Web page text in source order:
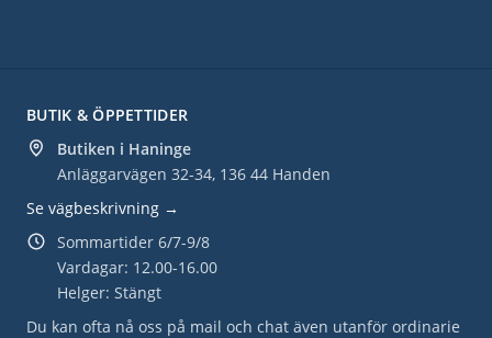
BUTIK & ÖPPETTIDER
Butiken i Haninge
Anläggarvägen 32-34, 136 44 Handen
Se vägbeskrivning →
Sommartider 6/7-9/8
Vardagar: 12.00-16.00
Helger: Stängt
Du kan ofta nå oss på mail och chat även utanför ordinarie